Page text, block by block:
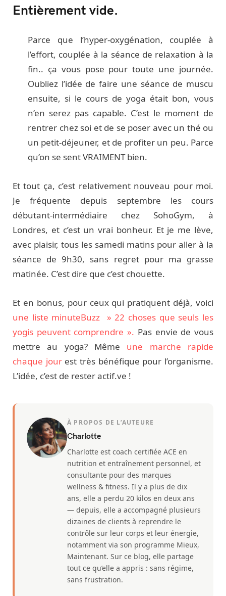
Entièrement vide.
Parce que l’hyper-oxygénation, couplée à
l’effort, couplée à la séance de relaxation à la
fin.. ça vous pose pour toute une journée.
Oubliez l’idée de faire une séance de muscu
ensuite, si le cours de yoga était bon, vous
n’en serez pas capable. C’est le moment de
rentrer chez soi et de se poser avec un thé ou
un petit-déjeuner, et de profiter un peu. Parce
qu’on se sent VRAIMENT bien.
Et tout ça, c’est relativement nouveau pour moi.
Je fréquente depuis septembre les cours
débutant-intermédiaire chez SohoGym, à
Londres, et c’est un vrai bonheur. Et je me lève,
avec plaisir, tous les samedi matins pour aller à la
séance de 9h30, sans regret pour ma grasse
matinée. C’est dire que c’est chouette.
Et en bonus, pour ceux qui pratiquent déjà, voici
une liste minuteBuzz » 22 choses que seuls les
yogis peuvent comprendre ». Pas envie de vous
mettre au yoga? Même une marche rapide
chaque jourest très bénéfique pour l’organisme.
L’idée, c’est de rester actif.ve !
À PROPOS DE L’AUTEURE
Charlotte
Charlotte est coach certifiée ACE en
nutrition et entraînement personnel, et
consultante pour des marques
wellness & fitness. Il y a plus de dix
ans, elle a perdu 20 kilos en deux ans
— depuis, elle a accompagné plusieurs
dizaines de clients à reprendre le
contrôle sur leur corps et leur énergie,
notamment via son programme Mieux,
Maintenant. Sur ce blog, elle partage
tout ce qu’elle a appris : sans régime,
sans frustration.